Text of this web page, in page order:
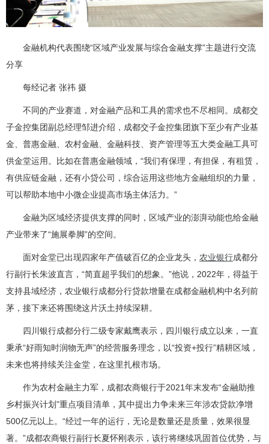
金融机构代表围绕“区域产业发展与综合金融支撑”主题进行交流
分享
每经记者 张祎 摄
不同的产业赛道，对金融产品和工具的需求也不尽相同。成都交
子金控集团副总经理邹进介绍，成都交子金控集团旗下至少有产业基
金、普惠金融、农村金融、金融科技、资产管理等五大类金融工具可
供金堂运用。比如在普惠金融领域，“我们有保理，有担保，有租赁，
有供应链金融，还有小贷公司，综合运用这些地方金融组织的力量，
可以帮助本地中小微企业提高市场主体活力。”
金融为区域经济提供支撑的同时，区域产业的澎湃动能也给金融
产业带来了“施展拳脚”的空间。
面对金堂已出现四家年产值破百亿的企业龙头， 农业银行成都分
行副行长朱波直言，“简直超乎我们的想象。”他说，2022年，得益于
支持县域经济，农业银行成都分行贷款增量在成都金融机构中名列前
茅，接下来还将围绕这片沃土持续深耕。
四川银行成都分行二级专家戴鹰表示，四川银行成立以来，一直
秉承“好雨知时润物无声”的经营服务理念，以“投资+投行”精耕区域，
未来也将持续关注金堂，在这里扎根市场。
作为农村金融主力军，成都农商银行于2021年末发布“金融助推
乡村振兴计划”重点项目清单，其中提出力争未来三年涉农贷款净增
500亿元以上。“经过一年的运行，无论是数量还是质量，效果很显
著。”成都农商银行副行长夏怀刚表示，该行将继续巩固首位优势，与